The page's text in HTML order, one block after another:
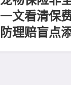
一文看清保
防理赔盲点